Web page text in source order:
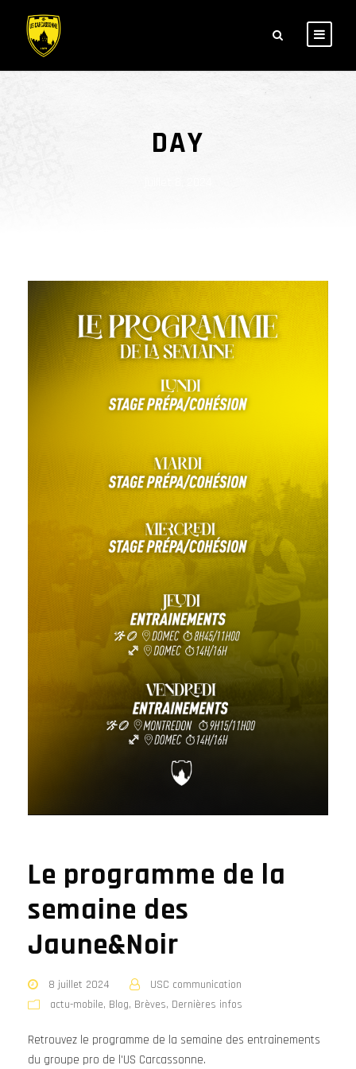
DAY
Le programme de la
semaine des
Jaune&Noir
8 juillet 2024
USC communication
actu-mobile, Blog, Brèves, Dernières infos
Retrouvez le programme de la semaine des entrainements
du groupe pro de l'US Carcassonne.